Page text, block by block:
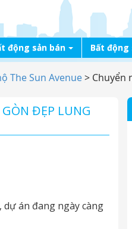
động sản bán Bất động
The Sun Avenue> Chuyển
ĐẸP LUNG
án đang ngày càng